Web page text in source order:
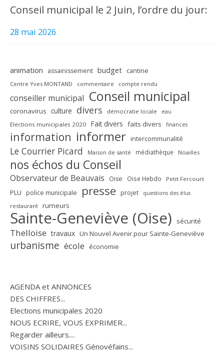
Conseil municipal le 2 Juin, l’ordre du jour:
28 mai 2026
animation assainissement budget cantine
Centre Yves MONTAND commentaire compte rendu
conseiller municipal Conseil municipal
coronavirus culture divers démocratie locale eau
Elections municipales 2020 Fait divers faits divers finances
information informer intercommunalité
Le Courrier Picard Maison de santé médiathèque Noailles
nos échos du Conseil
Observateur de Beauvais Oise Oise Hebdo Petit Fercourt
PLU police municipale presse projet questions des élus
restaurant rumeurs
Sainte-Geneviève (Oise) sécurité
Thelloise travaux Un Nouvel Avenir pour Sainte-Geneviève
urbanisme école économie
AGENDA et ANNONCES
DES CHIFFRES...
Elections municipales 2020
NOUS ECRIRE, VOUS EXPRIMER...
Regarder ailleurs....
VOISINS SOLIDAIRES Génovéfains...